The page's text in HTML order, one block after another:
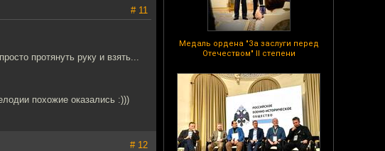
Медаль ордена "За заслуги перед
Отечеством" II степени
# 11
протянуть руку и взять...
похожие оказались :)))
# 12